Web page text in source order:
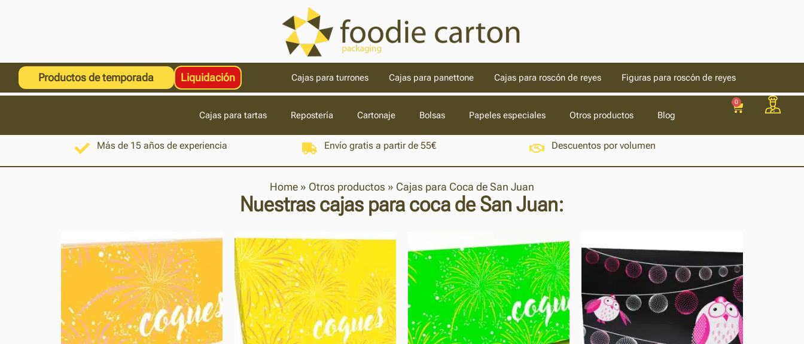
Productos de temporada Liquidación Cajas para turrones Cajas para panettone Cajas para roscón de reyes Figuras para roscón de reyes
Cajas para tartas Repostería Cartonaje Bolsas Papeles especiales Otros productos Blog
0
Más de 15 años de experiencia Envío gratis a partir de 55€ Descuentos por volumen
Home » Otros productos » Cajas para Coca de San Juan
Nuestras cajas para coca de San Juan: